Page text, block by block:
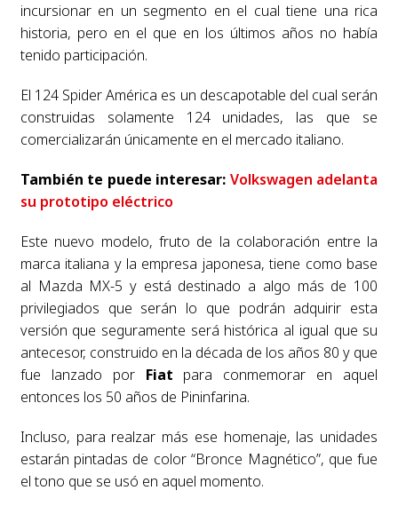
incursionar en un segmento en el cual tiene una rica
historia, pero en el que en los últimos años no había
tenido participación.
El 124 Spider América es un descapotable del cual serán
construidas solamente 124 unidades, las que se
comercializarán únicamente en el mercado italiano.
También te puede interesar: Volkswagen adelanta
su prototipo eléctrico
Este nuevo modelo, fruto de la colaboración entre la
marca italiana y la empresa japonesa, tiene como base
al Mazda MX-5 y está destinado a algo más de 100
privilegiados que serán lo que podrán adquirir esta
versión que seguramente será histórica al igual que su
antecesor, construido en la década de los años 80 y que
fue lanzado por Fiat para conmemorar en aquel
entonces los 50 años de Pininfarina.
Incluso, para realzar más ese homenaje, las unidades
estarán pintadas de color “Bronce Magnético”, que fue
el tono que se usó en aquel momento.